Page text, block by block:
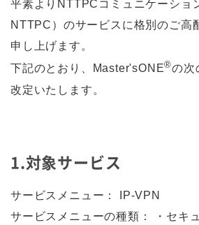
平素よりNTTPCコミュニケーショ
NTTPC）のサービスに格別のご高
申し上げます。
下記のとおり、Master'sONE®の次
改定いたします。
1.対象サービス
サービスメニュー：
IP-VPN
サービスメニューの種類：
・セキ